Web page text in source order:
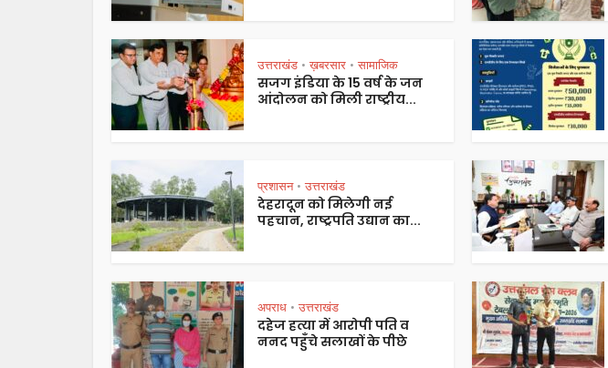
उत्तराखंड • ख़बरसार • सामाजिक
सजग इंडिया के 15 वर्ष के जन
आंदोलन को मिली राष्ट्रीय...
प्रशासन • उत्तराखंड
देहरादून को मिलेगी नई
पहचान, राष्ट्रपति उद्यान का...
अपराध • उत्तराखंड
दहेज हत्या में आरोपी पति व
ननद पहुँचे सलाखों के पीछे